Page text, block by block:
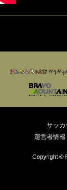
サッカ
運営者情報
Copyright ©